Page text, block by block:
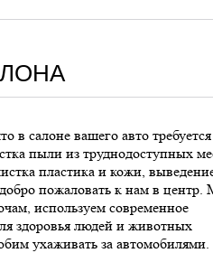
в салоне вашего авто требуется
пыли из труднодоступных
пластика и кожи,
пожаловать к нам в
используем современное
здоровья людей и животных
ухаживать за автомобилями.